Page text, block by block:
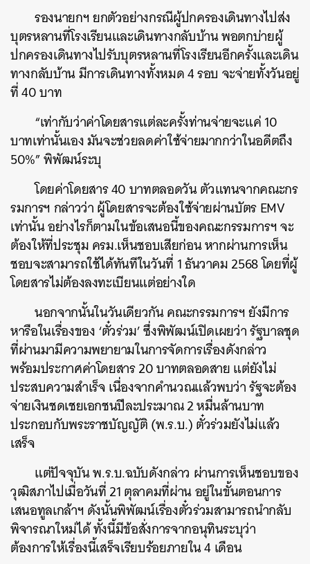
รองนายกฯ ยกตัวอย่างกรณีผู้ปกครองเดินทางไปส่ง
บุตรหลานที่โรงเรียนและเดินทางกลับบ้าน พอตกบ่ายผู้
ปกครองเดินทางไปรับบุตรหลานที่โรงเรียนอีกครั้งและเดิน
ทางกลับบ้าน มีการเดินทางทั้งหมด 4 รอบ จะจ่ายทั้งวันอยู่
ที่ 40 บาท
“เท่ากับว่าค่าโดยสารแต่ละครั้งท่านจ่ายจะแค่ 10
บาทเท่านั้นเอง มันจะช่วยลดค่าใช้จ่ายมากกว่าในอดีตถึง
50%” พิพัฒน์ระบุ
โดยค่าโดยสาร 40 บาทตลอดวัน ตัวแทนจากคณะกร
รมการฯ กล่าวว่า ผู้โดยสารจะต้องใช้จ่ายผ่านบัตร EMV
เท่านั้น อย่างไรก็ตามในข้อเสนอนี้ของคณะกรรมการฯ จะ
ต้องให้ที่ประชุม ครม.เห็นชอบเสียก่อน หากผ่านการเห็น
ชอบจะสามารถใช้ได้ทันทีในวันที่ 1 ธันวาคม 2568 โดยที่ผู้
โดยสารไม่ต้องลงทะเบียนแต่อย่างใด
นอกจากนั้นในวันเดียวกัน คณะกรรมการฯ ยังมีการ
หารือในเรื่องของ ‘ตั๋วร่วม’ ซึ่งพิพัฒน์เปิดเผยว่า รัฐบาลชุด
ที่ผ่านมามีความพยายามในการจัดการเรื่องดังกล่าว
พร้อมประกาศค่าโดยสาร 20 บาทตลอดสาย แต่ยังไม่
ประสบความสำเร็จ เนื่องจากคำนวณแล้วพบว่า รัฐจะต้อง
จ่ายเงินชดเชยเอกชนปีละประมาณ 2 หมื่นล้านบาท
ประกอบกับพระราชบัญญัติ (พ.ร.บ.) ตั๋วร่วมยังไม่แล้ว
เสร็จ
แต่ปัจจุบัน พ.ร.บ.ฉบับดังกล่าว ผ่านการเห็นชอบของ
วุฒิสภาไปเมื่อวันที่ 21 ตุลาคมที่ผ่าน อยู่ในขั้นตอนการ
เสนอทูลเกล้าฯ ดังนั้นพิพัฒน์เรื่องตั๋วร่วมสามารถนำกลับ
พิจารณาใหม่ได้ ทั้งนี้มีข้อสั่งการจากอนุทินระบุว่า
ต้องการให้เรื่องนี้เสร็จเรียบร้อยภายใน 4 เดือน